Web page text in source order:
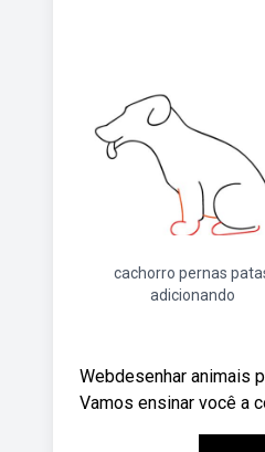
cachorro pernas
adicionando
Webdesenhar animais
Vamos ensinar você a